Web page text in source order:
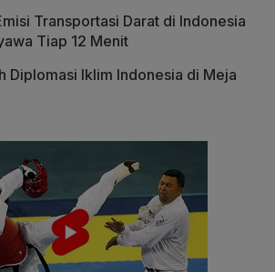
Transportasi Darat di Indonesia
Tiap 12 Menit
Diplomasi Iklim Indonesia di Meja